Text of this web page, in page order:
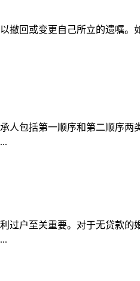
回或变更自己所立的遗嘱
包括第一顺序和第二顺序
户至关重要。对于无贷款